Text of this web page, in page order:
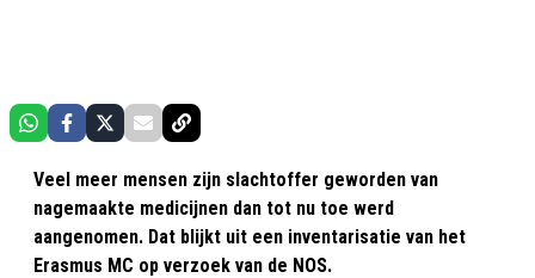
Veel meer mensen zijn slachtoffer geworden van
nagemaakte medicijnen dan tot nu toe werd
aangenomen. Dat blijkt uit een inventarisatie van het
Erasmus MC op verzoek van de NOS.